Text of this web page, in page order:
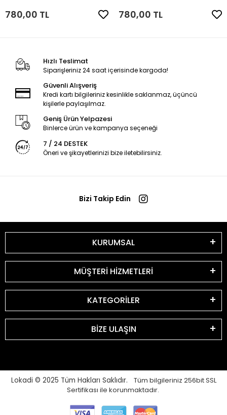
780,00 TL 780,00 TL
Hızlı Teslimat
Siparişleriniz 24 saat içerisinde kargoda!
Güvenli Alışveriş
Kredi kartı bilgileriniz kesinlikle saklanmaz, üçüncü
kişilerle paylaşılmaz.
Geniş Ürün Yelpazesi
Binlerce ürün ve kampanya seçeneği
7 / 24 DESTEK
Öneri ve şikayetlerinizi bize iletebilirsiniz.
Bizi Takip Edin
KURUMSAL
MÜŞTERİ HİZMETLERİ
KATEGORİLER
BİZE ULAŞIN
Lokadi © 2025 Tüm Hakları Saklıdır. Tüm bilgileriniz 256bit SSL
Sertifikası ile korunmaktadır.